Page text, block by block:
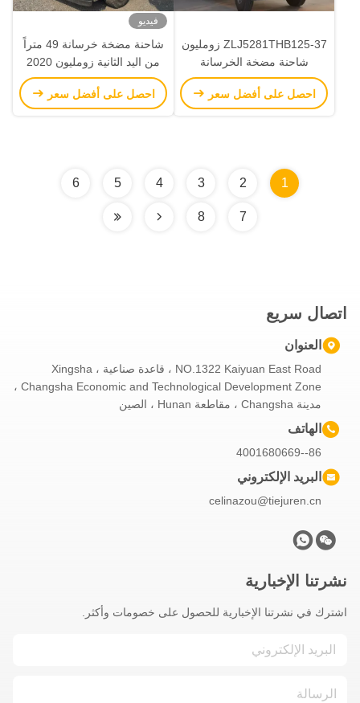
ZLJ5281THB125-37 زومليون
شاحنة مضخة الخرسانة
المستعملة آلات الخرسانة
المستعملة
احصل على أفضل سعر
فيديو
شاحنة مضخة خرسانة 49 متراً
من اليد الثانية زومليون 2020
ZLJ5350THBKE مع هيكل
سيتراك
احصل على أفضل سعر
1
2
3
4
5
6
7
8
اتصال سريع
العنوان
NO.1322 Kaiyuan East Road ، قاعدة صناعية Xingsha ،
Changsha Economic and Technological Development Zone ،
مدينة Changsha ، مقاطعة Hunan ، الصين
الهاتف
86--4001680669
البريد الإلكتروني
celinazou@tiejuren.cn
نشرتنا الإخبارية
اشترك في نشرتنا الإخبارية للحصول على خصومات وأكثر.